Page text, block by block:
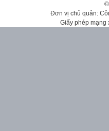
Đơn vị chủ quản:
Giấy phép mạng